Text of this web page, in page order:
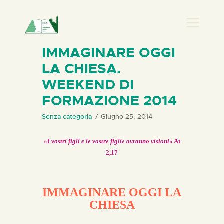
HOME
CHI SIAMO
NEWS
PERCORSI
ELISA SALERNO
IMMAGINARE OGGI
LA CHIESA.
WEEKEND DI
FORMAZIONE 2014
Senza categoria Giugno 25, 2014
«I vostri figli e le vostre figlie avranno visioni» At
2,17
IMMAGINARE OGGI LA
CHIESA